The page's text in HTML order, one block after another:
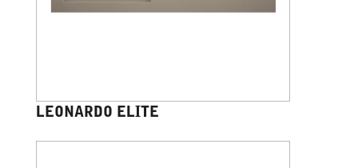
LEONARDO ELITE